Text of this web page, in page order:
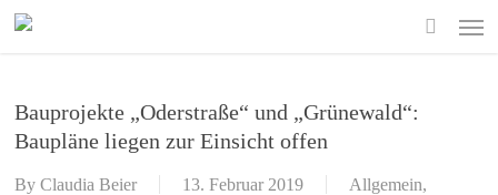
Skip
Bauprojekte „Oderstraße“ und „Grünewald“:
Baupläne liegen zur Einsicht offen
By Claudia Beier 13. Februar 2019 Allgemein,